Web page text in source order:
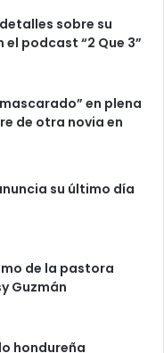
sobre su
el podcast “2 Que 3”
en plena
de otra novia en
su último día
de la pastora
Guzmán
hondureña